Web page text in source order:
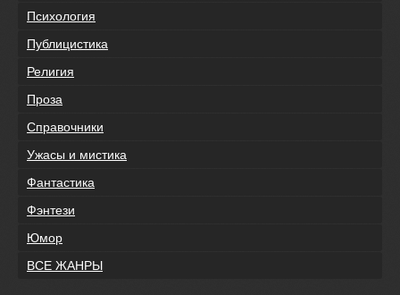
Психология
Публицистика
Религия
Проза
Справочники
Ужасы и мистика
Фантастика
Фэнтези
Юмор
ВСЕ ЖАНРЫ